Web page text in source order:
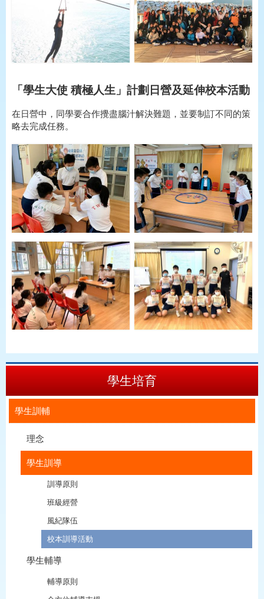
「學生大使 積極人生」計劃日營及延伸校本活動
在日營中，同學要合作攪盡腦汁解決難題，並要制訂不同的策
略去完成任務。
學生培育
學生訓輔
理念
學生訓導
訓導原則
班級經營
風紀隊伍
校本訓導活動
學生輔導
輔導原則